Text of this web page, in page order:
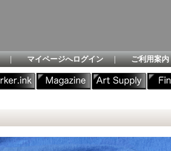
｜ マイページへログイン ｜ ご利用案内